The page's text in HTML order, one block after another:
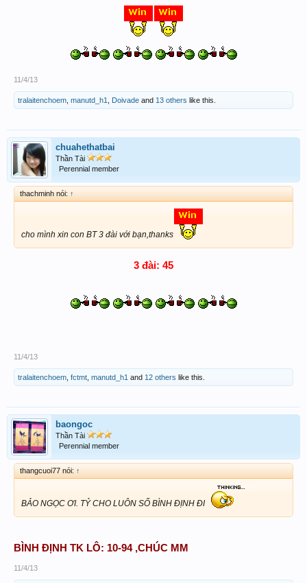
11/4/13
tralaitenchoem manutd_h1 Doivade and 13 others like this.
chuahethatbai
Thần Tài
Perennial member
thachminh nói: ↑
cho mình xin con BT 3 đài với bạn,thanks
3 đài: 45
11/4/13
tralaitenchoem fctmt manutd_h1 and 12 others like this.
baongoc
Thần Tài
Perennial member
thangcuoi77 nói: ↑
BẢO NGỌC ƠI. TỶ CHO LUÔN SỐ BÌNH ĐỊNH ĐI
BÌNH ĐỊNH TK LÔ: 10-94 ,CHÚC MM
11/4/13